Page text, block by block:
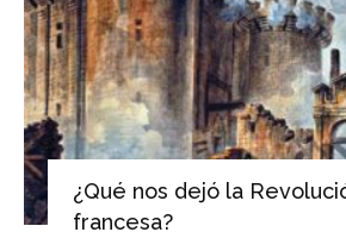
¿Qué nos dejó la
francesa?